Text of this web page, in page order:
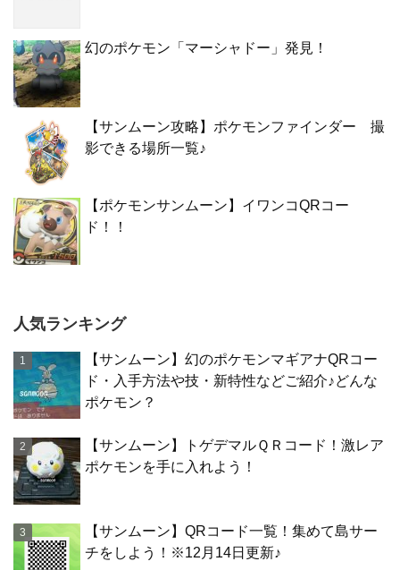
幻のポケモン「マーシャドー」発見！
【サンムーン攻略】ポケモンファインダー 撮
影できる場所一覧♪
【ポケモンサンムーン】イワンコQRコー
ド！！
人気ランキング
【サンムーン】幻のポケモンマギアナQRコー
ド・入手方法や技・新特性などご紹介♪どんな
ポケモン？
【サンムーン】トゲデマルＱＲコード！激レア
ポケモンを手に入れよう！
【サンムーン】QRコード一覧！集めて島サー
チをしよう！※12月14日更新♪